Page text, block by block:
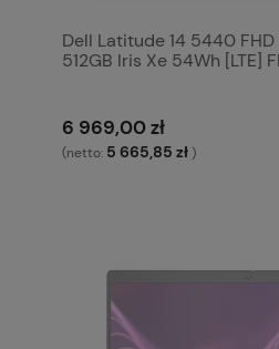
Dell Latitude 14 5440 FHD
512GB Iris Xe 54Wh [LTE]
6 969,00 zł
(netto: 5 665,85 zł )